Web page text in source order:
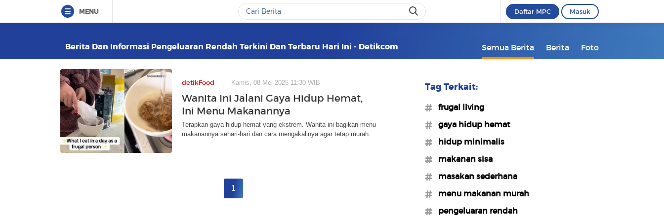
MENU Daftar MPC Masuk
Berita Dan Informasi Pengeluaran Rendah Terkini Dan Terbaru Hari Ini - Detikcom Semua Berita Berita Foto
detikFood Kamis, 08 Mei 2025 11:30 WIB
Wanita Ini Jalani Gaya Hidup Hemat,
Ini Menu Makanannya
Terapkan gaya hidup hemat yang ekstrem. Wanita ini bagikan menu
makanannya sehari-hari dan cara mengakalinya agar tetap murah.
1
Tag Terkait:
#frugal living
#gaya hidup hemat
#hidup minimalis
#makanan sisa
#masakan sederhana
#menu makanan murah
#pengeluaran rendah